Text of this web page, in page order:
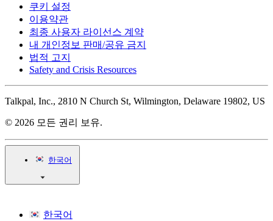
쿠키 설정
이용약관
최종 사용자 라이선스 계약
내 개인정보 판매/공유 금지
법적 고지
Safety and Crisis Resources
Talkpal, Inc., 2810 N Church St, Wilmington, Delaware 19802, US
© 2026 모든 권리 보유.
한국어
한국어